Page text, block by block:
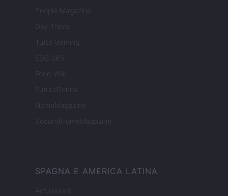
People Magazine
Day Travel
Tutto Gaming
ESG 365
Food Wiki
FuturoDonna
HomeMagazine
SecondHomeMagazine
SPAGNA E AMERICA LATINA
Actualidad